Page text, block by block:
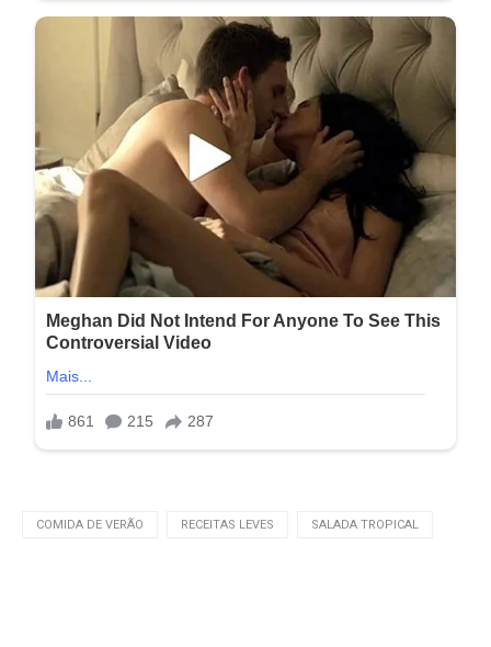
COMIDA DE VERÃO RECEITAS LEVES SALADA TROPICAL